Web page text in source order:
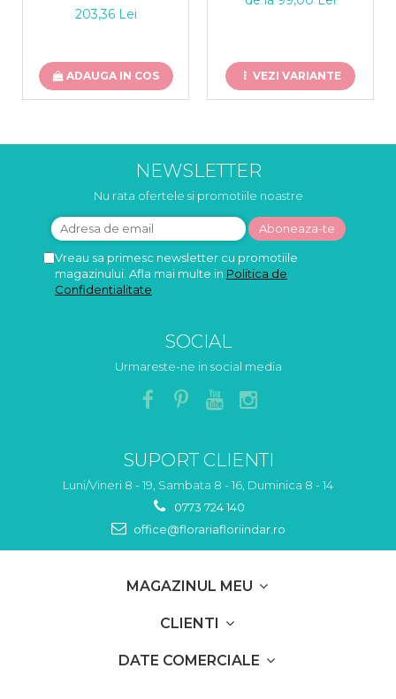
trandafiri
203,36 Lei
ADAUGA IN COS VEZI VARIANTE
NEWSLETTER
Nu rata ofertele si promotiile noastre
Vreau sa primesc newsletter cu promotiile
magazinului. Afla mai multe in Politica de
Confidentialitate
SOCIAL
Urmareste-ne in social media
SUPORT CLIENTI
Luni/Vineri 8 - 19, Sambata 8 - 16, Duminica 8 - 14
0773 724 140
office@florariafloriindar.ro
MAGAZINUL MEU
CLIENTI
DATE COMERCIALE